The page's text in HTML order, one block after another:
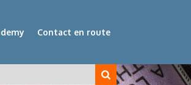
Contact en route